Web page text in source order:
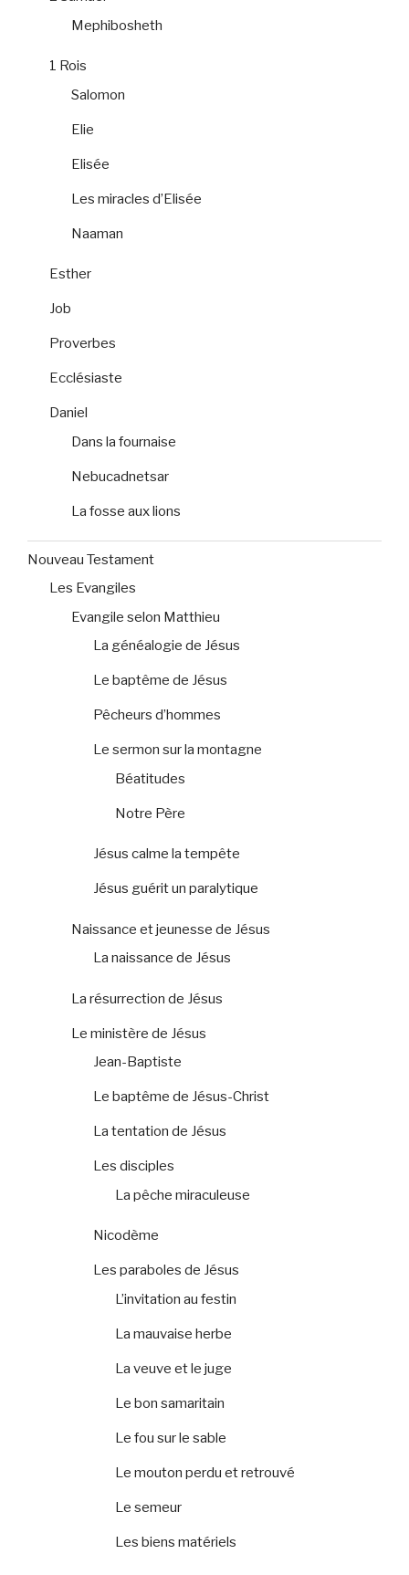
Mephibosheth
1 Rois
Salomon
Elie
Elisée
Les miracles d’Elisée
Naaman
Esther
Job
Proverbes
Ecclésiaste
Daniel
Dans la fournaise
Nebucadnetsar
La fosse aux lions
Nouveau Testament
Les Evangiles
Evangile selon Matthieu
La généalogie de Jésus
Le baptême de Jésus
Pêcheurs d’hommes
Le sermon sur la montagne
Béatitudes
Notre Père
Jésus calme la tempête
Jésus guérit un paralytique
Naissance et jeunesse de Jésus
La naissance de Jésus
La résurrection de Jésus
Le ministère de Jésus
Jean-Baptiste
Le baptême de Jésus-Christ
La tentation de Jésus
Les disciples
La pêche miraculeuse
Nicodème
Les paraboles de Jésus
L’invitation au festin
La mauvaise herbe
La veuve et le juge
Le bon samaritain
Le fou sur le sable
Le mouton perdu et retrouvé
Le semeur
Les biens matériels